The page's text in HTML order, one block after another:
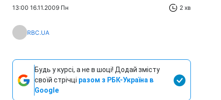
13:00 16.11.2009 Пн 2 хв
RBC.UA
Будь у курсі, а не в шоці! Додай змісту
своїй стрічці разом з РБК-Україна в
Google